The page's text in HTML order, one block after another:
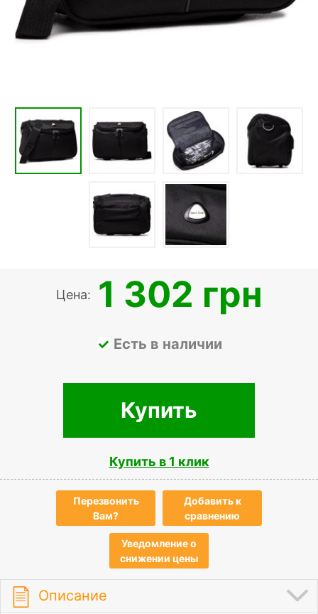
Цена: 1 302 грн
Есть в наличии
Купить
Купить в 1 клик
Перезвонить
Вам?
Добавить к
сравнению
Уведомление о
снижении цены
Описание